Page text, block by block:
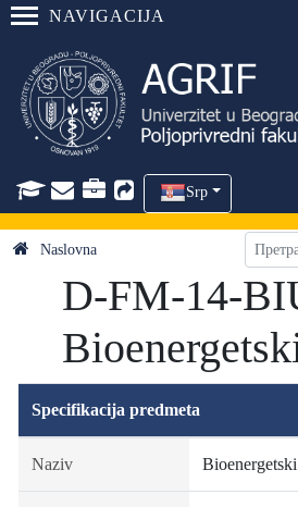
NAVIGACIJA
Srp
Naslovna
D-FM-14-
Specifikacija predmeta
Naziv